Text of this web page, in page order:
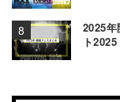
2025
ト2025